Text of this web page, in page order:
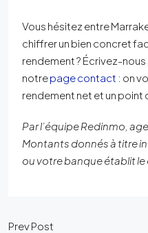
Vous hésitez entre
chiffrer un bien concret
rendement ? Écrivez-nous
notrepage contact : on
rendement net et un point
Par l’équipe Redinmo,
Montants donnés à titre
ou votre banque établit
Prev Post